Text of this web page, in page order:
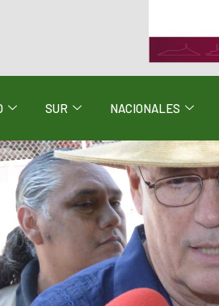
SUR NACIONALES